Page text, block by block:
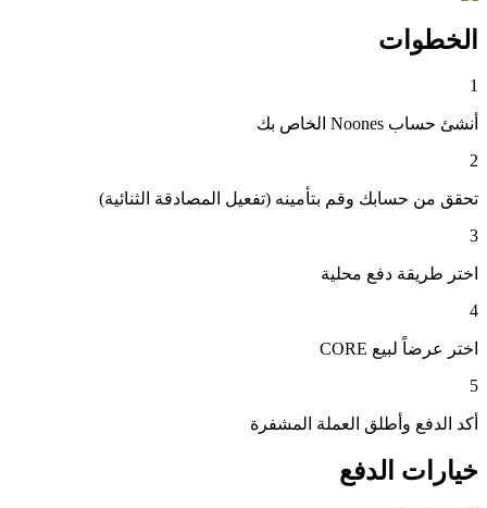
الخطوات
1
أنشئ حساب Noones الخاص بك
2
تحقق من حسابك وقم بتأمينه (تفعيل المصادقة الثنائية)
3
اختر طريقة دفع محلية
4
اختر عرضاً لبيع CORE
5
أكد الدفع وأطلق العملة المشفرة
خيارات الدفع